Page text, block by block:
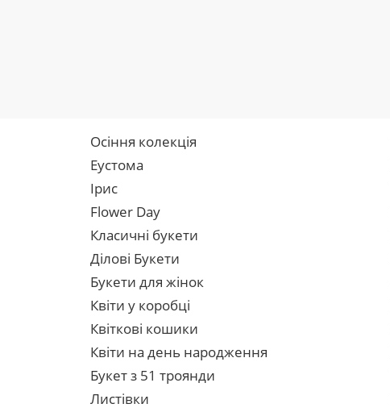
Осіння колекція
Еустома
Ірис
Flower Day
Класичні букети
Ділові Букети
Букети для жінок
Квіти у коробці
Квіткові кошики
Квіти на день народження
Букет з 51 троянди
Листівки